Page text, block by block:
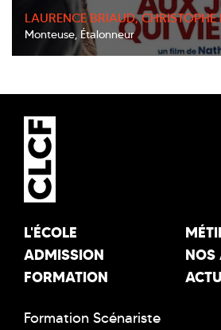
LAURENCE BRIAUD,
Monteuse, Étalonneur
L'ÉCOLE
ADMISSION
FORMATION
NOS
Formation Scénariste